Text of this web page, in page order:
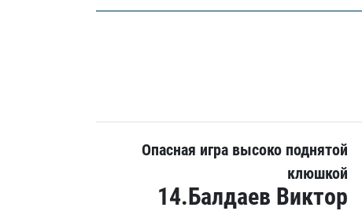
Опасная игра высоко поднятой
клюшкой
14.Балдаев Виктор